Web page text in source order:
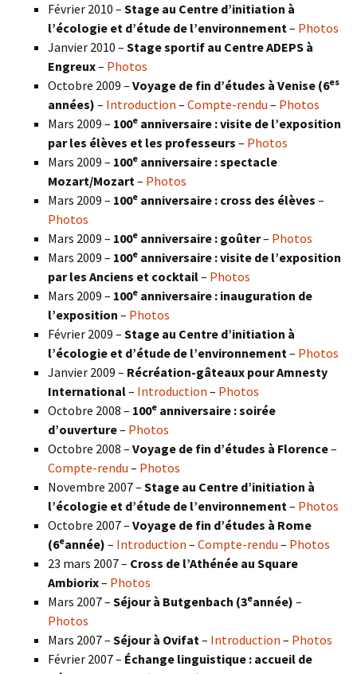
Février 2010 – Stage au Centre d’initiation à
l’écologie et d’étude de l’environnement– Photos
Janvier 2010 – Stage sportif au Centre ADEPS à
Engreux– Photos
Octobre 2009 – Voyage de fin d’études à Venise (6es
années) – Introduction – Compte-rendu – Photos
Mars 2009 – 100e anniversaire : visite de l’exposition
par les élèves et les professeurs – Photos
Mars 2009 – 100e anniversaire : spectacle
Mozart/Mozart– Photos
Mars 2009 – 100e anniversaire : cross des élèves –
Photos
Mars 2009 – 100e anniversaire : goûter– Photos
Mars 2009 – 100e anniversaire : visite de l’exposition
par les Anciens et cocktail– Photos
Mars 2009 – 100e anniversaire : inauguration de
l’exposition – Photos
Février 2009 – Stage au Centre d’initiation à
l’écologie et d’étude de l’environnement– Photos
Janvier 2009 – Récréation-gâteaux pour Amnesty
International– Introduction – Photos
Octobre 2008 – 100e anniversaire : soirée
d’ouverture– Photos
Octobre 2008 – Voyage de fin d’études à Florence–
Compte-rendu – Photos
Novembre 2007 – Stage au Centre d’initiation à
l’écologie et d’étude de l’environnement– Photos
Octobre 2007 – Voyage de fin d’études à Rome
(6eannée) – Introduction – Compte-rendu – Photos
23 mars 2007 – Cross de l’Athénée au Square
Ambiorix– Photos
Mars 2007 – Séjour à Butgenbach (3eannée) –
Photos
Mars 2007 – Séjour à Ovifat– Introduction – Photos
Février 2007 – Échange linguistique : accueil de